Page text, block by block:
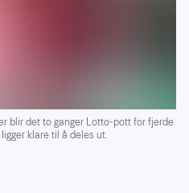
blir det to ganger Lotto-pott for fjerde
klare til å deles ut.